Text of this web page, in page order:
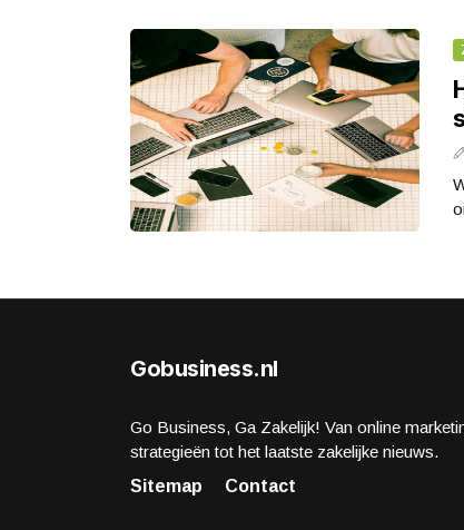
Gobusiness.nl
Go Business, Ga Zakelijk! Van online
strategieën tot het laatste zakelijke nieuws.
Sitemap
Contact